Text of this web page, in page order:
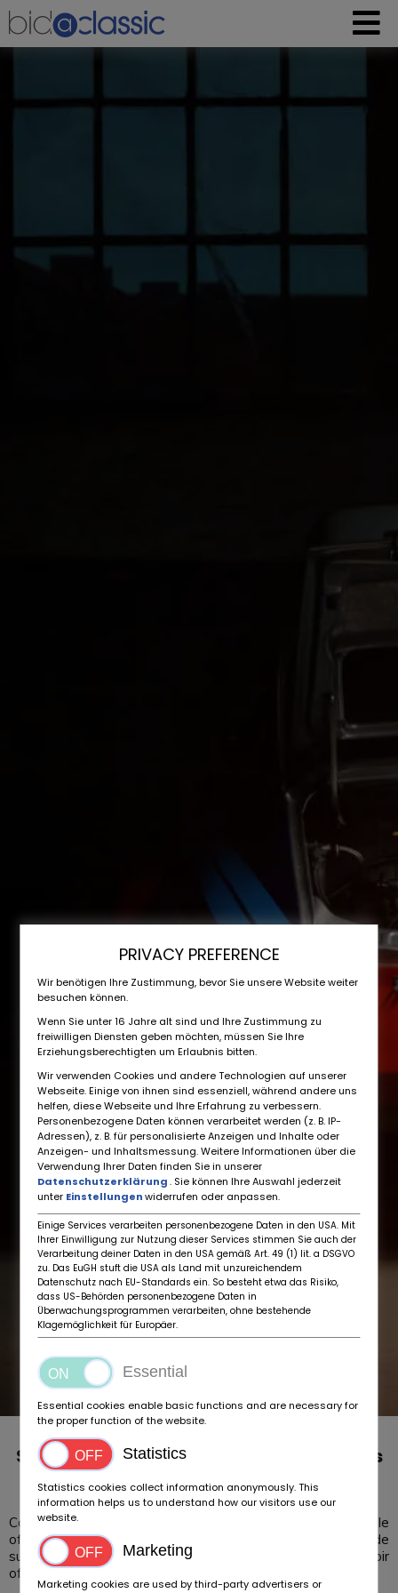
Subasta de antiguos, jóvenes y clásicos
modernos con tan solo unos clics
Como concesionario y vendedor privado, BIDaCLASSIC le
ofrece, además de anuncios
, una herramienta de
subasta inigualable para sus vehículos. ¡Esto le permite recibir
ofertas vinculantes de forma rápida y sencilla.
PRIVACY PREFERENCE
Wir benötigen Ihre Zustimmung, bevor Sie unsere Website weiter
besuchen können.
Wenn Sie unter 16 Jahre alt sind und Ihre Zustimmung zu
freiwilligen Diensten geben möchten, müssen Sie Ihre
Erziehungsberechtigten um Erlaubnis bitten.
Wir verwenden Cookies und andere Technologien auf unserer
Webseite. Einige von ihnen sind essenziell, während andere uns
helfen, diese Webseite und Ihre Erfahrung zu verbessern.
Personenbezogene Daten können verarbeitet werden (z. B. IP-
Adressen), z. B. für personalisierte Anzeigen und Inhalte oder
Anzeigen- und Inhaltsmessung. Weitere Informationen über die
Verwendung Ihrer Daten finden Sie in unserer
Datenschutzerklärung. Sie können Ihre Auswahl jederzeit
unter Einstellungenwiderrufen oder anpassen.
Einige Services verarbeiten personenbezogene Daten in den USA. Mit
Ihrer Einwilligung zur Nutzung dieser Services stimmen Sie auch der
Verarbeitung deiner Daten in den USA gemäß Art. 49 (1) lit. a DSGVO
zu. Das EuGH stuft die USA als Land mit unzureichendem
Datenschutz nach EU-Standards ein. So besteht etwa das Risiko,
dass US-Behörden personenbezogene Daten in
Überwachungsprogrammen verarbeiten, ohne bestehende
Klagemöglichkeit für Europäer.
Essential
Essential cookies enable basic functions and are necessary for
the proper function of the website.
Statistics
Statistics cookies collect information anonymously. This
information helps us to understand how our visitors use our
website.
Marketing
Marketing cookies are used by third-party advertisers or